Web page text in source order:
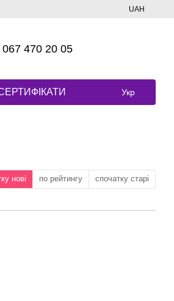
UAH
067 470 20 05
Укр
нові по рейтингу спочатку старі